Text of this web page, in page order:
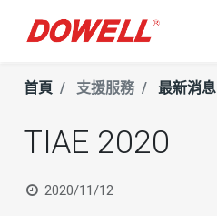
首頁 支援服務 最新消息
TIAE 2020
2020/11/12